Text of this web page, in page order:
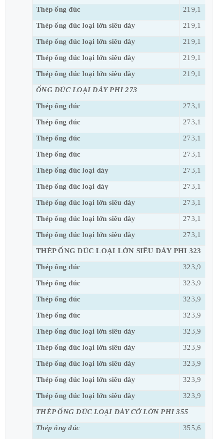
Thép ống đúc 219,1
Thép ống đúc loại lớn siêu dày 219,1
Thép ống đúc loại lớn siêu dày 219,1
Thép ống đúc loại lớn siêu dày 219,1
Thép ống đúc loại lớn siêu dày 219,1
ỐNG ĐÚC LOẠI DÀY PHI 273
Thép ống đúc 273,1
Thép ống đúc 273,1
Thép ống đúc 273,1
Thép ống đúc 273,1
Thép ống đúc loại dày 273,1
Thép ống đúc loại dày 273,1
Thép ống đúc loại lớn siêu dày 273,1
Thép ống đúc loại lớn siêu dày 273,1
Thép ống đúc loại lớn siêu dày 273,1
THÉP ỐNG ĐÚC LOẠI LỚN SIÊU DÀY PHI 323
Thép ống đúc 323,9
Thép ống đúc 323,9
Thép ống đúc 323,9
Thép ống đúc 323,9
Thép ống đúc loại lớn siêu dày 323,9
Thép ống đúc loại lớn siêu dày 323,9
Thép ống đúc loại lớn siêu dày 323,9
Thép ống đúc loại lớn siêu dày 323,9
Thép ống đúc loại lớn siêu dày 323,9
THÉP ỐNG ĐÚC LOẠI DÀY CỠ LỚN PHI 355
Thép ống đúc 355,6